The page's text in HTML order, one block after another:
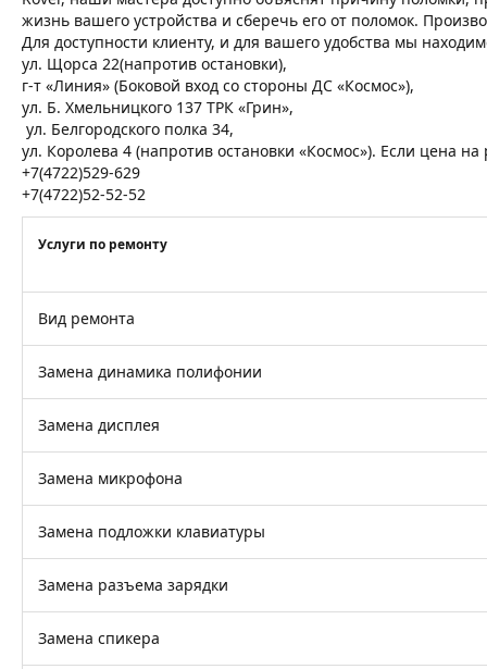
жизнь вашего устройства и сберечь его от поломок.
Для доступности клиенту, и для вашего удобства мы
ул. Щорса 22(напротив остановки),
г-т «Линия» (Боковой вход со стороны ДС «Космос»),
ул. Б. Хмельницкого 137 ТРК «Грин»,
ул. Белгородского полка 34,
ул. Королева 4 (напротив остановки «Космос»). Если цена
+7(4722)529-629
+7(4722)52-52-52
Услуги по ремонту
Вид ремонта
Замена динамика полифонии
Замена дисплея
Замена микрофона
Замена подложки клавиатуры
Замена разъема зарядки
Замена спикера